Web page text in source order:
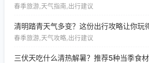
春季旅游,天气指南,出行建议
清明踏青天气多变？这份出行攻略让你玩
春季旅游,天气攻略,出行建议
三伏天吃什么清热解暑？推荐5种当季食材